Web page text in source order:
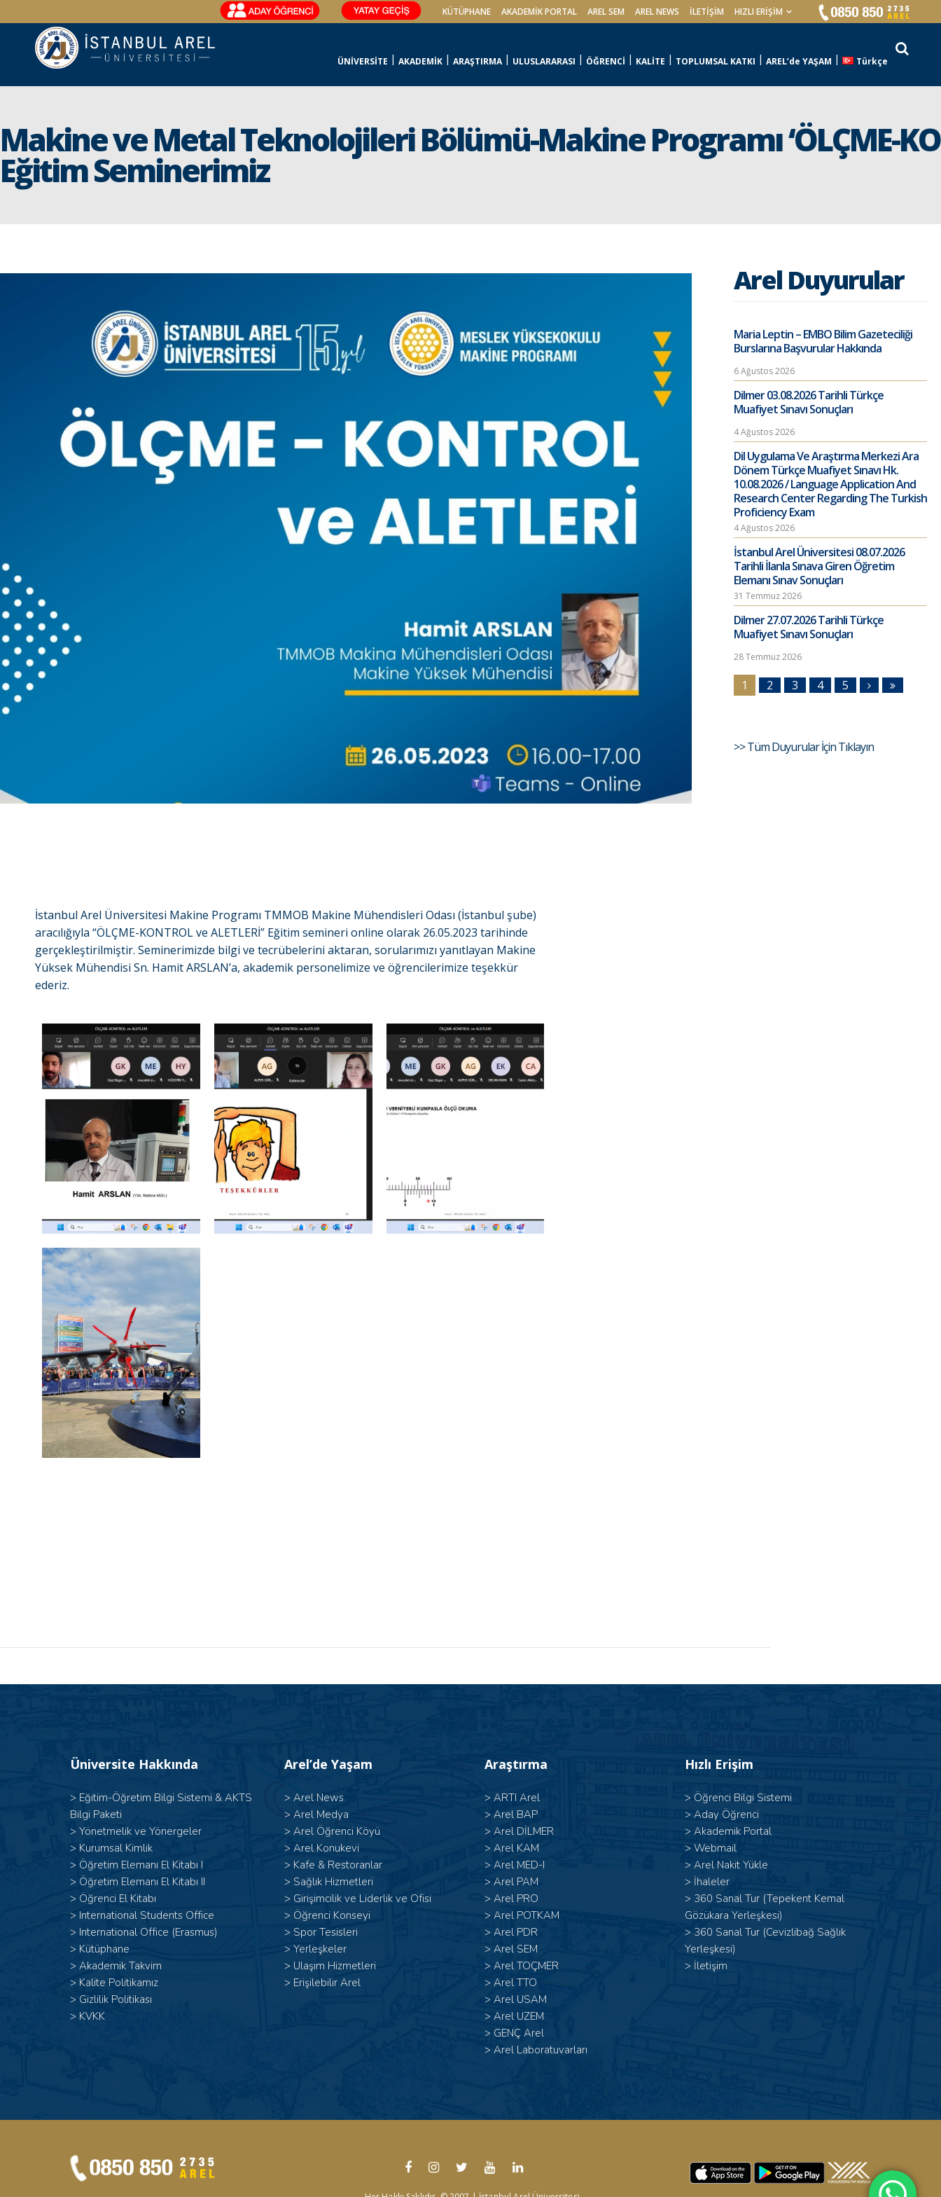
KÜTÜPHANE AKADEMİK PORTAL AREL SEM AREL NEWS İLETIŞIM HIZLI ERİŞİM
ÜNİVERSİTE AKADEMİK ARAŞTIRMA ULUSLARARASI ÖĞRENCİ KALİTE TOPLUMSAL KATKI AREL’de YAŞAM Türkçe
Makine ve Metal Teknolojileri Bölümü-Makine Programı ‘ÖLÇME-
Eğitim Seminerimiz
İstanbul Arel Üniversitesi Makine Programı TMMOB Makine Mühendisleri Odası (İstanbul şube)
aracılığıyla “ÖLÇME-KONTROL ve ALETLERİ” Eğitim semineri online olarak 26.05.2023 tarihinde
gerçekleştirilmiştir. Seminerimizde bilgi ve tecrübelerini aktaran, sorularımızı yanıtlayan Makine
Yüksek Mühendisi Sn. Hamit ARSLAN’a, akademik personelimize ve öğrencilerimize teşekkür
ederiz.
Arel Duyurular
Maria Leptin – EMBO Bilim Gazeteciliği
Burslarına Başvurular Hakkında
6 Ağustos 2026
Dilmer 03.08.2026 Tarihli Türkçe
Muafiyet Sınavı Sonuçları
4 Ağustos 2026
Dil Uygulama Ve Araştırma Merkezi Ara
Dönem Türkçe Muafiyet Sınavı Hk.
10.08.2026 / Language Application And
Research Center Regarding The Turkish
Proficiency Exam
4 Ağustos 2026
İstanbul Arel Üniversitesi 08.07.2026
Tarihli İlanla Sınava Giren Öğretim
Elemanı Sınav Sonuçları
31 Temmuz 2026
Dilmer 27.07.2026 Tarihli Türkçe
Muafiyet Sınavı Sonuçları
28 Temmuz 2026
1 2 3 4 5
>> Tüm Duyurular İçin Tıklayın
Üniversite Hakkında
> Eğitim-Öğretim Bilgi Sistemi & AKTS
Bilgi Paketi
> Yönetmelik ve Yönergeler
> Kurumsal Kimlik
> Öğretim Elemanı El Kitabı I
> Öğretim Elemanı El Kitabı II
> Öğrenci El Kitabı
> International Students Office
> International Office (Erasmus)
> Kütüphane
> Akademik Takvim
> Kalite Politikamız
> Gizlilik Politikası
> KVKK
Arel’de Yaşam
> Arel News
> Arel Medya
> Arel Öğrenci Köyü
> Arel Konukevi
> Kafe & Restoranlar
> Sağlık Hizmetleri
> Girişimcilik ve Liderlik ve Ofisi
> Öğrenci Konseyi
> Spor Tesisleri
> Yerleşkeler
> Ulaşım Hizmetleri
> Erişilebilir Arel
Araştırma
> ARTI Arel
> Arel BAP
> Arel DİLMER
> Arel KAM
> Arel MED-I
> Arel PAM
> Arel PRO
> Arel POTKAM
> Arel PDR
> Arel SEM
> Arel TOÇMER
> Arel TTO
> Arel USAM
> Arel UZEM
> GENÇ Arel
> Arel Laboratuvarları
Hızlı Erişim
> Öğrenci Bilgi Sistemi
> Aday Öğrenci
> Akademik Portal
> Webmail
> Arel Nakit Yükle
> İhaleler
> 360 Sanal Tur (Tepekent Kemal
Gözükara Yerleşkesi)
> 360 Sanal Tur (Cevizlibağ Sağlık
Yerleşkesi)
> İletişim